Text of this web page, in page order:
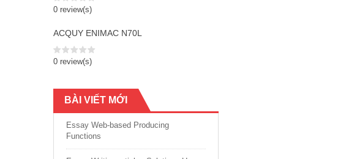
0 review(s)
ACQUY ENIMAC N70L
0 review(s)
BÀI VIẾT MỚI
Essay Web-based Producing
Functions